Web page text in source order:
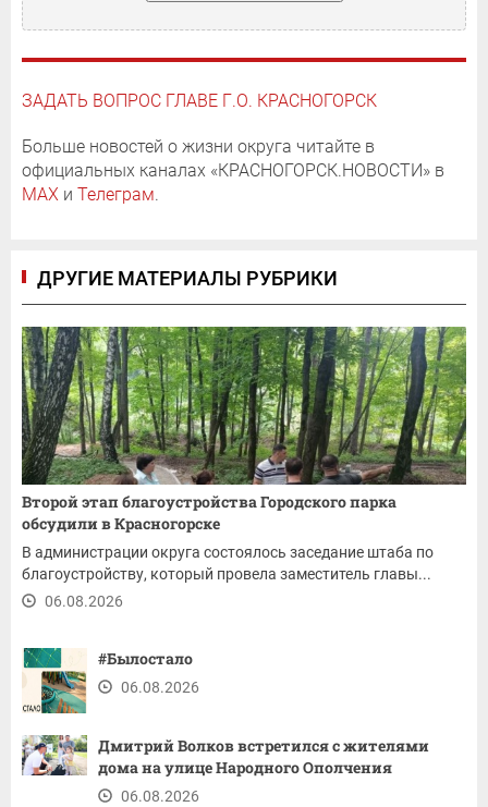
ЗАДАТЬ ВОПРОС ГЛАВЕ Г.О. КРАСНОГОРСК
Больше новостей о жизни округа читайте в
официальных каналах «КРАСНОГОРСК.НОВОСТИ» в
MAX и Телеграм.
ДРУГИЕ МАТЕРИАЛЫ РУБРИКИ
Второй этап благоустройства Городского парка
обсудили в Красногорске
В администрации округа состоялось заседание штаба по
благоустройству, который провела заместитель главы...
06.08.2026
#Былостало
06.08.2026
Дмитрий Волков встретился с жителями
дома на улице Народного Ополчения
06.08.2026